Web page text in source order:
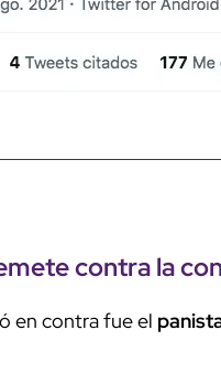
contra la
en contra fue el